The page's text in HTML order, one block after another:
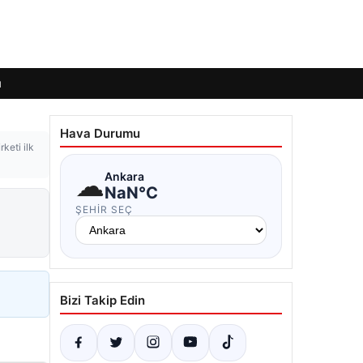
ilk
Hava Durumu
☁Ankara
NaN°C
ŞEHIR SEÇ
Bizi Takip Edin